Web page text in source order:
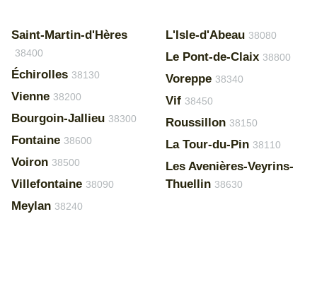
Saint-Martin-d'Hères
38400
Échirolles 38130
Vienne 38200
Bourgoin-Jallieu 38300
Fontaine 38600
Voiron 38500
Villefontaine 38090
Meylan 38240
L'Isle-d'Abeau 38080
Le Pont-de-Claix 38800
Voreppe 38340
Vif 38450
Roussillon 38150
La Tour-du-Pin 38110
Les Avenières-Veyrins-
Thuellin 38630